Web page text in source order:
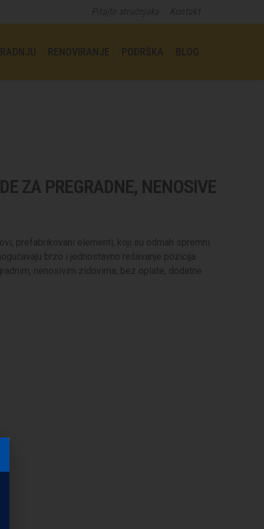
Pitajte stručnjaka Kontakt
RENOVIRANJE PODRŠKA BLOG
ZA PREGRADNE, NENOSIVE
prefabrikovani elementi, koji su odmah spremni
brzo i jednostavno rešavanje pozicija
nenosivim zidovima, bez oplate, dodatne